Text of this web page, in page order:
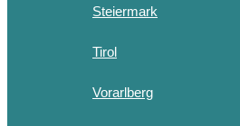
Steiermark
Tirol
Vorarlberg